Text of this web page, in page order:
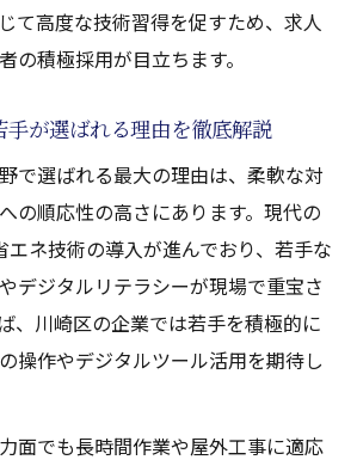
分野における成功転職の秘訣を解
電気工事転職で重視すべきポイ
気工事士でキャリアを築く転職戦
て高度な技術習得を促すため、求人
の積極採用が目立ちます。
が選ばれる理由を徹底解説
で選ばれる最大の理由は、柔軟な対
の順応性の高さにあります。現代の
ネ技術の導入が進んでおり、若手な
デジタルリテラシーが現場で重宝さ
、川崎区の企業では若手を積極的に
操作やデジタルツール活用を期待し
面でも長時間作業や屋外工事に適応